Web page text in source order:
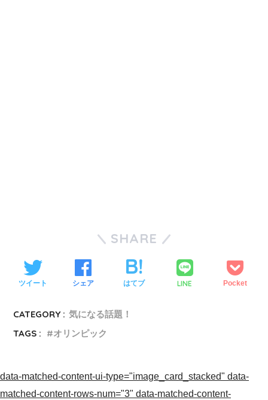
SHARE
ツイート シェア はてブ LINE Pocket
CATEGORY : 気になる話題！
TAGS :
オリンピック
data-matched-content-ui-type="image_card_stacked" data-
matched-content-rows-num="3" data-matched-content-